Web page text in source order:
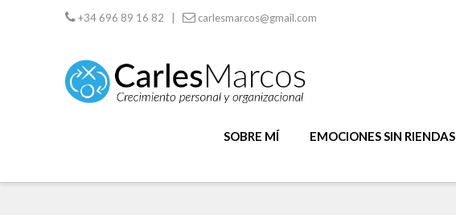
+34 696 89 16 82 | carlesmarcos@gmail.com
SOBRE MÍ EMOCIONES SIN RIENDAS